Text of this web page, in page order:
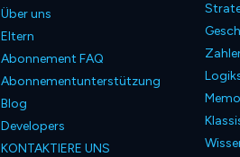
Über uns
Eltern
Abonnement FAQ
Abonnementunterstützung
Blog
Developers
KONTAKTIERE UNS